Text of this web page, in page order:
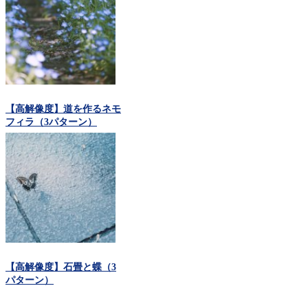
【高解像度】道を作るネモ
フィラ（3パターン）
【高解像度】石畳と蝶（3
パターン）